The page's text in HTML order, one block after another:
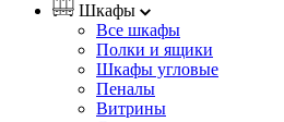
Шкафы
Все шкафы
Полки и ящики
Шкафы угловые
Пеналы
Витрины